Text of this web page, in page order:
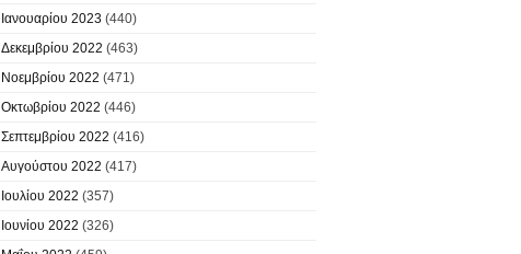
Ιανουαρίου 2023 (440)
Δεκεμβρίου 2022 (463)
Νοεμβρίου 2022 (471)
Οκτωβρίου 2022 (446)
Σεπτεμβρίου 2022 (416)
Αυγούστου 2022 (417)
Ιουλίου 2022 (357)
Ιουνίου 2022 (326)